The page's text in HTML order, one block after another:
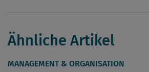
Ähnliche Artikel
MANAGEMENT & ORGANISATION